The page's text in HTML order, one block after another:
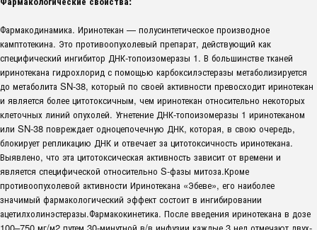
Фармакодинамика. Иринотекан — полусинтетическое производное
камптотекина. Это противоопухолевый препарат, действующий как
специфический ингибитор ДНК-топоизомеразы 1. В большинстве тканей
иринотекана гидрохлорид с помощью карбоксилэстеразы метаболизируется
до метаболита SN-38, который по своей активности превосходит иринотекан
и является более цитотоксичным, чем иринотекан относительно некоторых
клеточных линий опухолей. Угнетение ДНК-топоизомеразы 1 иринотеканом
или SN-38 повреждает одноцепочечную ДНК, которая, в свою очередь,
блокирует репликацию ДНК и отвечает за цитотоксичность иринотекана.
Выявлено, что эта цитотоксическая активность зависит от времени и
является специфической относительно S-фазы митоза.Кроме
противоопухолевой активности Иринотекана «Эбеве», его наиболее
значимый фармакологический эффект состоит в ингибировании
ацетилхолинэстеразы.Фармакокинетика. После введения иринотекана в дозе